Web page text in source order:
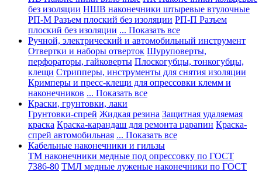
без изоляции НШВ наконечники штыревые втулочные
РП-М Разъем плоский без изоляции РП-П Разъем
плоский без изоляции ... Показать все
Ручной, электрический и автомобильный инструмент
Отвертки и наборы отверток Шуруповерты,
перфораторы, гайковерты Плоскогубцы, тонкогубцы,
клещи Стрипперы, инструменты для снятия изоляции
Кримперы и пресс-клещи для опрессовки клемм и
наконечников ... Показать все
Краски, грунтовки, лаки
Грунтовки-спрей Жидкая резина Защитная удаляемая
краска Краска-карандаш для ремонта царапин Краска-
спрей автомобильная ... Показать все
Кабельные наконечники и гильзы
ТМ наконечники медные под опрессовку по ГОСТ
7386-80 ТМЛ медные луженые наконечники по ГОСТ